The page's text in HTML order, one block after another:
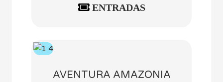
ENTRADAS
AVENTURA AMAZONIA